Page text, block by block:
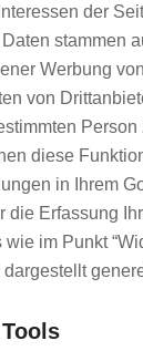
der
stammen
Werbung
von
Person
diese
in Ihrem
die Erfassung
im Punkt
dargestellt